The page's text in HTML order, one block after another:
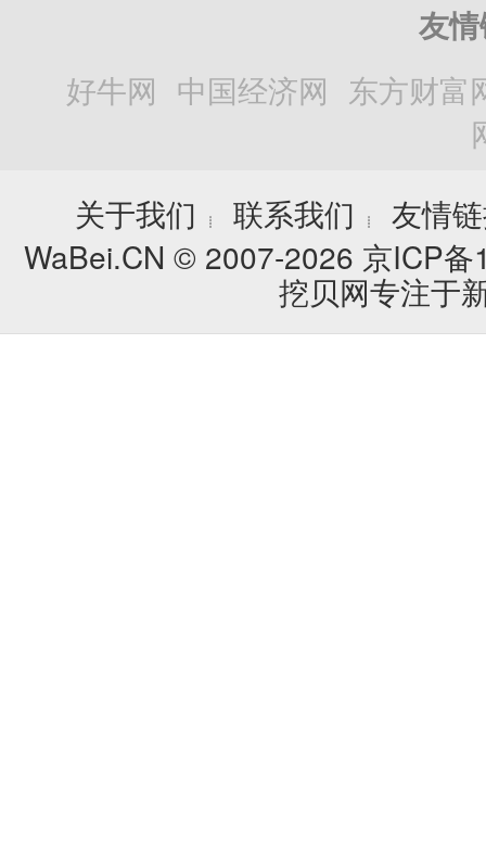
友
好牛网 中国经济网 东方财富
关于我们
┊ 联系我们 ┊
友情
WaBei.CN © 2007-2026 京ICP
挖贝网专注于